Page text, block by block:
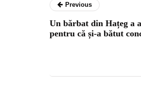
Previous
Un bărbat din Hațeg a
pentru că și-a bătut